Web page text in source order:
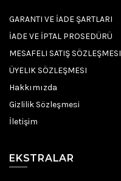
GARANTI VE İADE ŞARTLARI
İADE VE İPTAL PROSEDÜRÜ
MESAFELI SATIŞ SÖZLEŞMESI
ÜYELIK SÖZLEŞMESI
Hakkımızda
Gizlilik Sözleşmesi
İletişim
EKSTRALAR